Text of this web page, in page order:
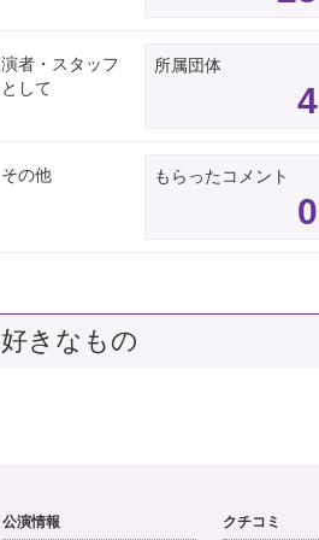
演者・スタッフ
として
所属団体
4
その他 もらったコメント
0
好きなもの
公演情報 クチコミ